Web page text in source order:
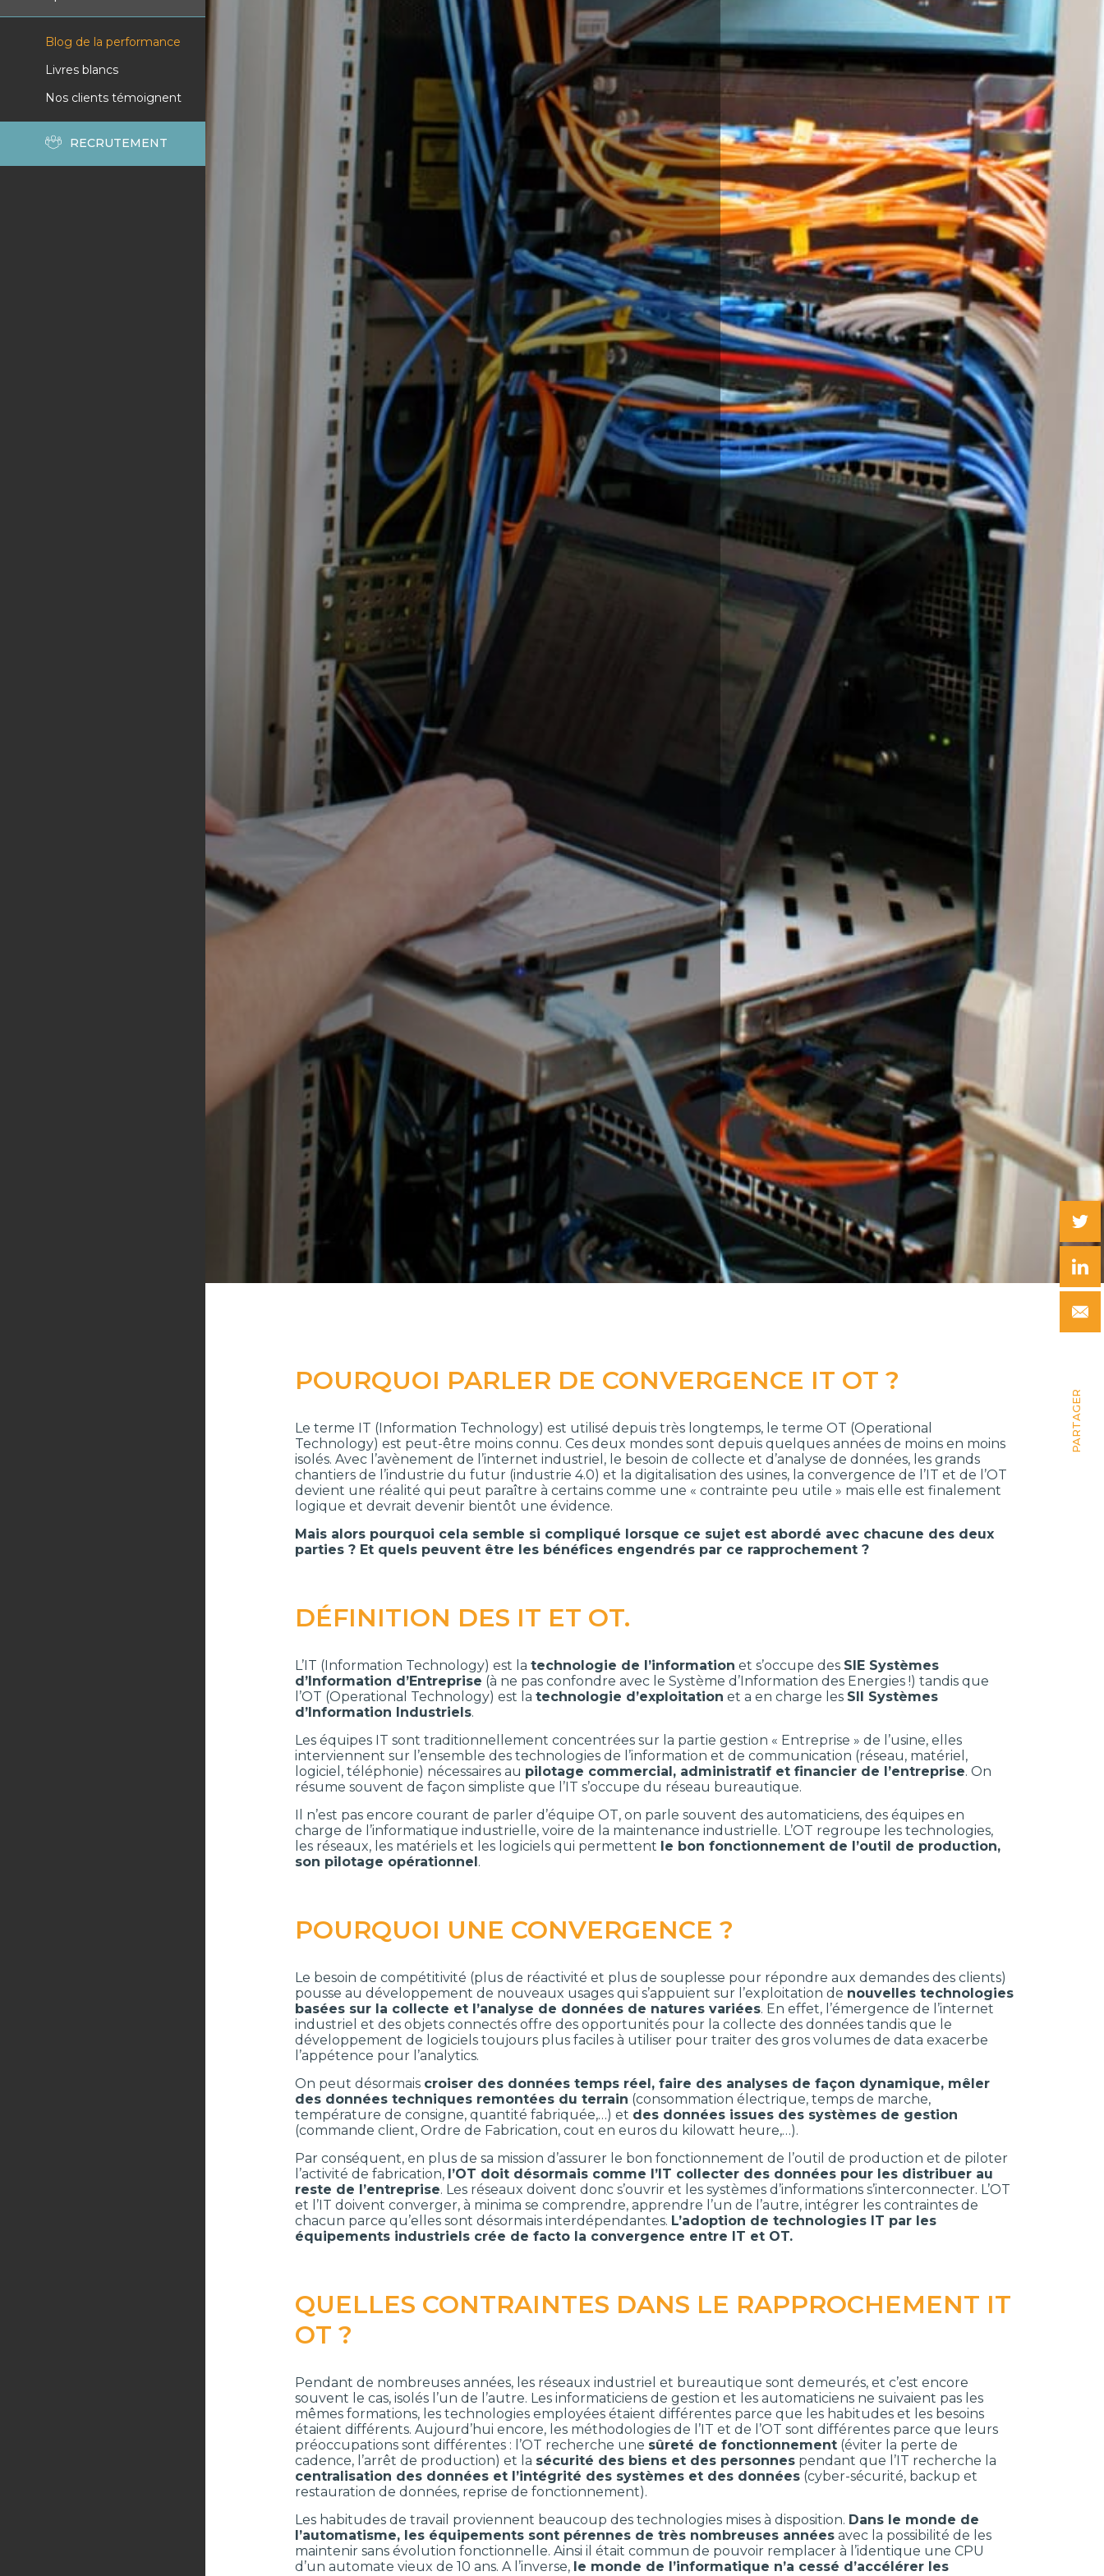
Blog de la performance
Livres blancs
Nos clients témoignent
RECRUTEMENT
PARTAGER
POURQUOI PARLER DE CONVERGENCE IT OT ?
Le terme IT (Information Technology) est utilisé depuis très longtemps, le terme OT (Operational
Technology) est peut-être moins connu. Ces deux mondes sont depuis quelques années de moins en moins
isolés. Avec l’avènement de l’internet industriel, le besoin de collecte et d’analyse de données, les grands
chantiers de l’industrie du futur (industrie 4.0) et la digitalisation des usines, la convergence de l’IT et de l’OT
devient une réalité qui peut paraître à certains comme une « contrainte peu utile » mais elle est finalement
logique et devrait devenir bientôt une évidence.
Mais alors pourquoi cela semble si compliqué lorsque ce sujet est abordé avec chacune des deux
parties ? Et quels peuvent être les bénéfices engendrés par ce rapprochement ?
DÉFINITION DES IT ET OT.
L’IT (Information Technology) est latechnologie de l’information et s’occupe des SIE Systèmes
d’Information d’Entreprise (à ne pas confondre avec le Système d’Information des Energies !) tandis que
l’OT (Operational Technology) est latechnologie d’exploitation et a en charge les SII Systèmes
d’Information Industriels.
Les équipes IT sont traditionnellement concentrées sur la partie gestion « Entreprise » de l’usine, elles
interviennent sur l’ensemble des technologies de l’information et de communication (réseau, matériel,
logiciel, téléphonie) nécessaires au pilotage commercial, administratif et financier de l’entreprise. On
résume souvent de façon simpliste que l’IT s’occupe du réseau bureautique.
Il n’est pas encore courant de parler d’équipe OT, on parle souvent des automaticiens, des équipes en
charge de l’informatique industrielle, voire de la maintenance industrielle. L’OT regroupe les technologies,
les réseaux, les matériels et les logiciels qui permettent le bon fonctionnement de l’outil de production,
son pilotage opérationnel.
POURQUOI UNE CONVERGENCE ?
Le besoin de compétitivité (plus de réactivité et plus de souplesse pour répondre aux demandes des clients)
pousse au développement de nouveaux usages qui s’appuient sur l’exploitation de nouvelles technologies
basées sur la collecte et l’analyse de données de natures variées. En effet, l’émergence de l’internet
industriel et des objets connectés offre des opportunités pour la collecte des données tandis que le
développement de logiciels toujours plus faciles à utiliser pour traiter des gros volumes de data exacerbe
l’appétence pour l’analytics.
On peut désormais croiser des données temps réel, faire des analyses de façon dynamique, mêler
des données techniques remontées du terrain (consommation électrique, temps de marche,
température de consigne, quantité fabriquée,…) et des données issues des systèmes de gestion
(commande client, Ordre de Fabrication, cout en euros du kilowatt heure,…).
Par conséquent, en plus de sa mission d’assurer le bon fonctionnement de l’outil de production et de piloter
l’activité de fabrication, l’OT doit désormais comme l’IT collecter des données pour les distribuer au
reste de l’entreprise. Les réseaux doivent donc s’ouvrir et les systèmes d’informations s’interconnecter. L’OT
et l’IT doivent converger, à minima se comprendre, apprendre l’un de l’autre, intégrer les contraintes de
chacun parce qu’elles sont désormais interdépendantes. L’adoption de technologies IT par les
équipements industriels crée de facto la convergence entre IT et OT.
QUELLES CONTRAINTES DANS LE RAPPROCHEMENT IT
OT ?
Pendant de nombreuses années, les réseaux industriel et bureautique sont demeurés, et c’est encore
souvent le cas, isolés l’un de l’autre. Les informaticiens de gestion et les automaticiens ne suivaient pas les
mêmes formations, les technologies employées étaient différentes parce que les habitudes et les besoins
étaient différents. Aujourd’hui encore, les méthodologies de l’IT et de l’OT sont différentes parce que leurs
préoccupations sont différentes : l’OT recherche une sûreté de fonctionnement (éviter la perte de
cadence, l’arrêt de production) et la sécurité des biens et des personnes pendant que l’IT recherche la
centralisation des données et l’intégrité des systèmes et des données (cyber-sécurité, backup et
restauration de données, reprise de fonctionnement).
Les habitudes de travail proviennent beaucoup des technologies mises à disposition. Dans le monde de
l’automatisme, les équipements sont pérennes de très nombreuses années avec la possibilité de les
maintenir sans évolution fonctionnelle. Ainsi il était commun de pouvoir remplacer à l’identique une CPU
d’un automate vieux de 10 ans. A l’inverse, le monde de l’informatique n’a cessé d’accélérer les